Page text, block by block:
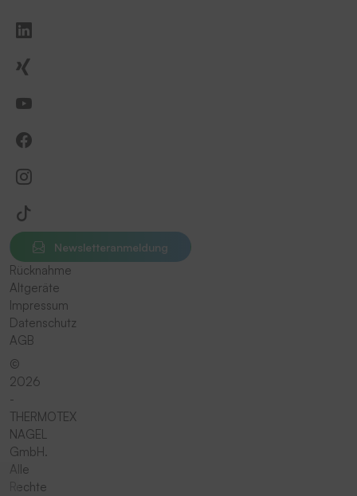
Newsletteranmeldung
Rücknahme
Altgeräte
Impressum
Datenschutz
AGB
©
2026
-
THERMOTEX
NAGEL
GmbH.
Alle
Rechte